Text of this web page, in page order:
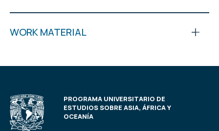
WORK MATERIAL
PROGRAMA UNIVERSITARIO DE
ESTUDIOS SOBRE ASIA, ÁFRICA Y
OCEANÍA